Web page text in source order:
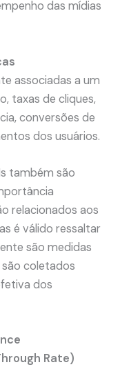
das mídias
associadas a um
taxas de cliques,
conversões de
dos usuários.
também são
relacionados aos
é válido ressaltar
são medidas
coletados
dos
Rate)